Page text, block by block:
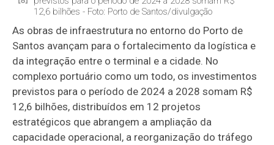
12,6 bilhões - Foto: Porto de Santos/divulgação
As obras de infraestrutura no entorno do Porto de
Santos avançam para o fortalecimento da logística e
da integração entre o terminal e a cidade. No
complexo portuário como um todo, os investimentos
previstos para o período de 2024 a 2028 somam R$
12,6 bilhões, distribuídos em 12 projetos
estratégicos que abrangem a ampliação da
capacidade operacional, a reorganização do tráfego